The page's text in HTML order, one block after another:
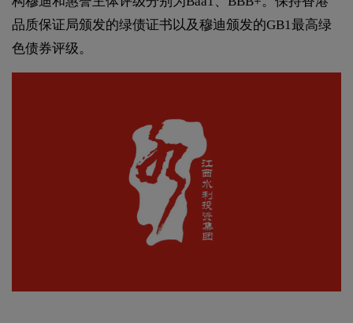
品质保证局颁发的绿债证书以及穆迪颁发的GB1最高绿
色债券评级。